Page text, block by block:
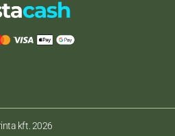
kft. 2026